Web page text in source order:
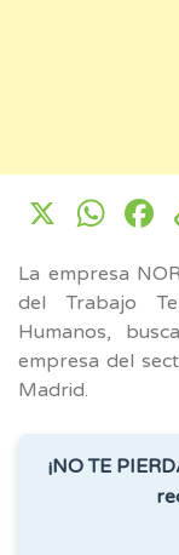
X
La empresa
del Trabajo
Humanos,
empresa del
Madrid.
¡NO TE